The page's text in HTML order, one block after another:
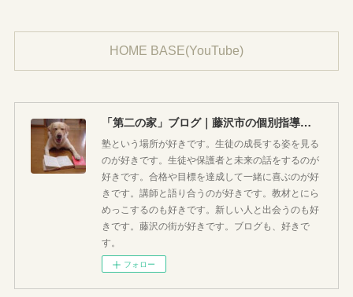
HOME BASE(YouTube)
「第二の家」ブログ｜藤沢市の個別指導塾のお話
塾という場所が好きです。生徒の成長する姿を見る
のが好きです。生徒や保護者と未来の話をするのが
好きです。合格や目標を達成して一緒に喜ぶのが好
きです。講師と語り合うのが好きです。教材とにら
めっこするのも好きです。新しい人と出会うのも好
きです。藤沢の街が好きです。ブログも、好きで
す。
フォロー